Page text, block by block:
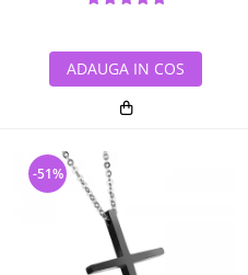
ADAUGA IN COS
-51%